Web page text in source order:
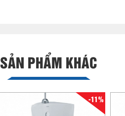
SẢN PHẨM KHÁC
-11%